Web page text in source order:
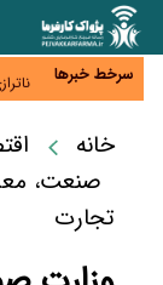
سرخط خبرها
خانه
صنعت،
تجارت